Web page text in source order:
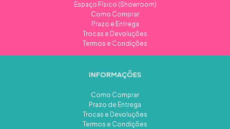
Espaço Físico (Showroom)
Como Comprar
Prazo e Entrega
Trocas e Devoluções
Termos e Condições
INFORMAÇÕES
Como Comprar
Prazo de Entrega
Trocas e Devoluções
Termos e Condições